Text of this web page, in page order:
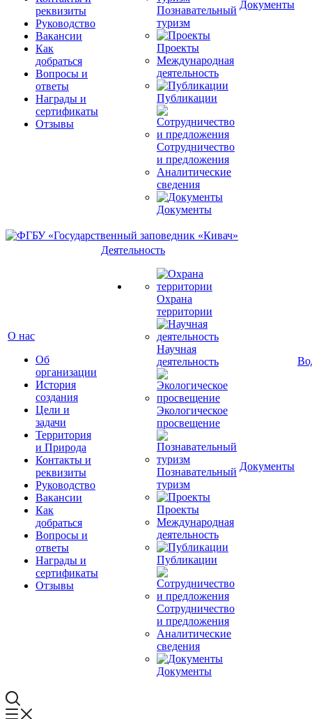
реквизиты
Руководство
Вакансии
Как
добраться
Вопросы и
ответы
Награды и
сертификаты
Отзывы
Познавательный
туризм
Проекты
Международная
деятельность
Публикации
Сотрудничество
и предложения
Аналитические
сведения
Документы
Документы
О нас
Об
организации
История
создания
Цели и
задачи
Территория
и Природа
Контакты и
реквизиты
Руководство
Вакансии
Как
добраться
Вопросы и
ответы
Награды и
сертификаты
Отзывы
Деятельность
Охрана
территории
Научная
деятельность
Экологическое
просвещение
Познавательный
туризм
Проекты
Международная
деятельность
Публикации
Сотрудничество
и предложения
Аналитические
сведения
Документы
Документы